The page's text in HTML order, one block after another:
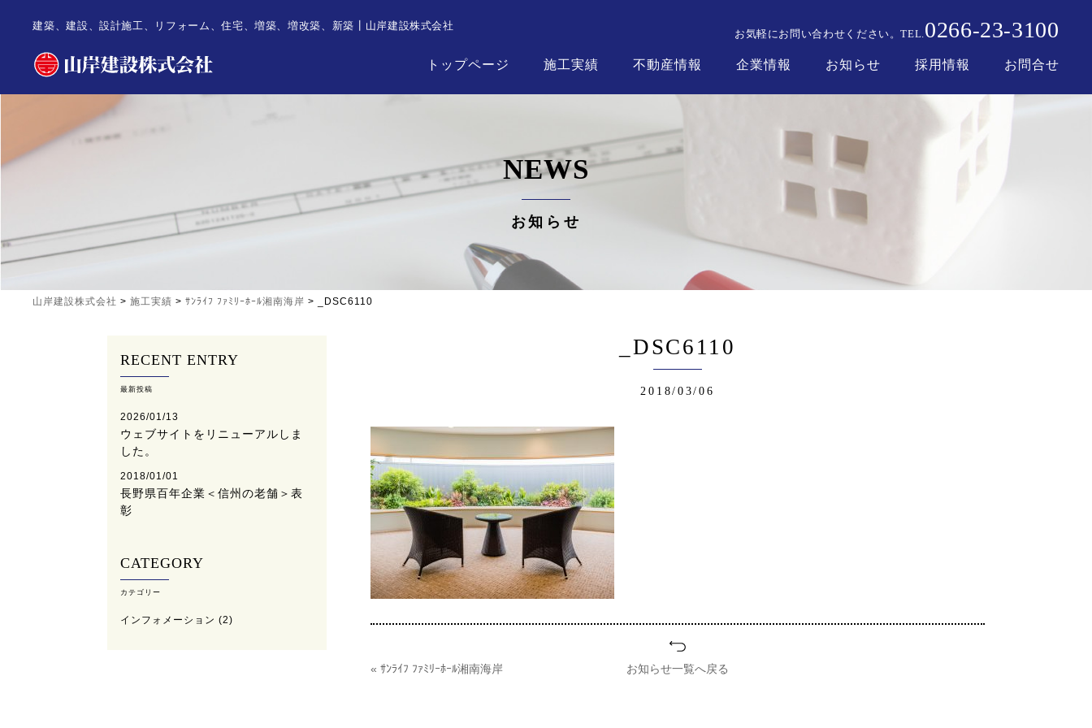
建築、建設、設計施工、リフォーム、住宅、増築、増改築、新築┃山岸建設株式会社
お気軽にお問い合わせください。TEL.0266-23-3100
トップページ 施工実績 不動産情報 企業情報 お知らせ 採用情報 お問合せ
NEWS
お知らせ
山岸建設株式会社 >施工実績 >ｻﾝﾗｲﾌ ﾌｧﾐﾘｰﾎｰﾙ湘南海岸 > _DSC6110
_DSC6110
2018/03/06
« ｻﾝﾗｲﾌ ﾌｧﾐﾘｰﾎｰﾙ湘南海岸 お知らせ一覧へ戻る
RECENT ENTRY
最新投稿
2026/01/13
ウェブサイトをリニューアルしま
した。
2018/01/01
長野県百年企業＜信州の老舗＞表
彰
CATEGORY
カテゴリー
インフォメーション (2)